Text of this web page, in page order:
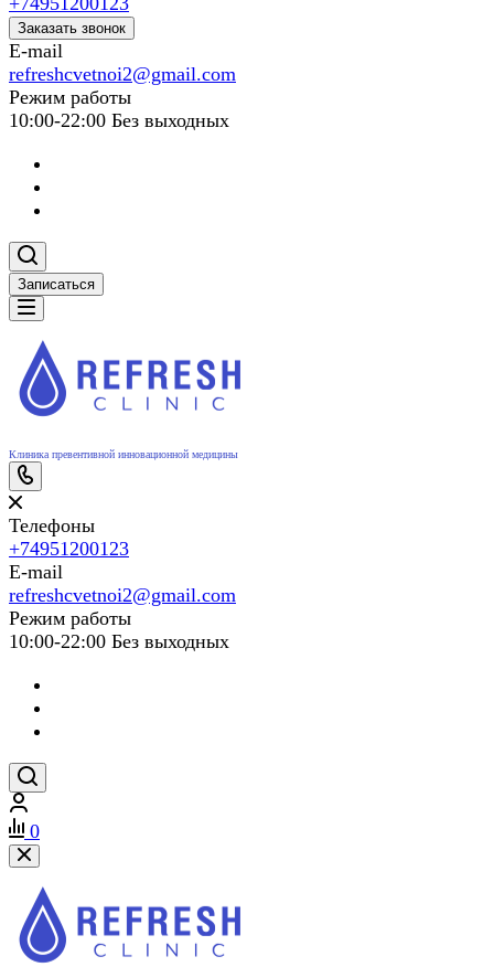
Заказать звонок
E-mail
refreshcvetnoi2@gmail.com
Режим работы
10:00-22:00 Без выходных
Записаться
Клиника превентивной инновационной медицины
Телефоны
+74951200123
E-mail
refreshcvetnoi2@gmail.com
Режим работы
10:00-22:00 Без выходных
0